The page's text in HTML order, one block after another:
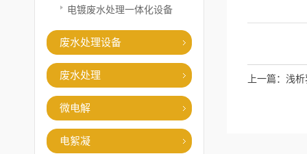
电镀废水处理一体化设备
废水处理设备
废水处理
微电解
电絮凝
上一篇： 浅析